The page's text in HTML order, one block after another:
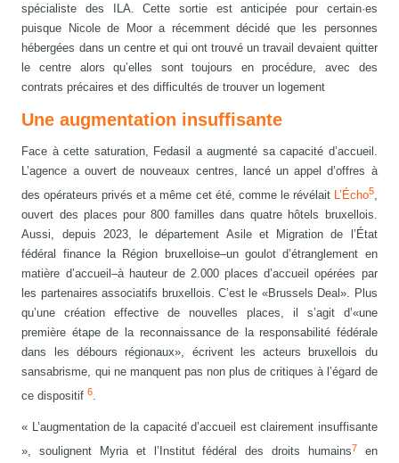
spécialiste des ILA. Cette sortie est anticipée pour certain·es
puisque Nicole de Moor a récemment décidé que les personnes
hébergées dans un centre et qui ont trouvé un travail devaient quitter
le centre alors qu’elles sont toujours en procédure, avec des
contrats précaires et des difficultés de trouver un logement
Une augmentation insuffisante
Face à cette saturation, Fedasil a augmenté sa capacité d’accueil.
L’agence a ouvert de nouveaux centres, lancé un appel d’offres à
des opérateurs privés et a même cet été, comme le révélait L’Écho5,
ouvert des places pour 800 familles dans quatre hôtels bruxellois.
Aussi, depuis 2023, le département Asile et Migration de l’État
fédéral finance la Région bruxelloise–un goulot d’étranglement en
matière d’accueil–à hauteur de 2.000 places d’accueil opérées par
les partenaires associatifs bruxellois. C’est le «Brussels Deal». Plus
qu’une création effective de nouvelles places, il s’agit d’«une
première étape de la reconnaissance de la responsabilité fédérale
dans les débours régionaux», écrivent les acteurs bruxellois du
sansabrisme, qui ne manquent pas non plus de critiques à l’égard de
ce dispositif6.
« L’augmentation de la capacité d’accueil est clairement insuffisante
», soulignent Myria et l’Institut fédéral des droits humains7
en